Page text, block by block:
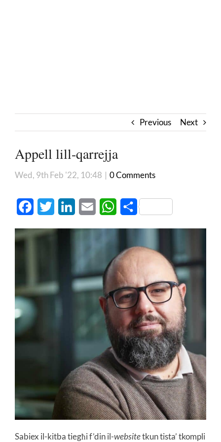
Previous Next
Appell lill-qarrejja
Wed, 9th Feb '22, 10:48 | 0 Comments
FacebookTwitter LinkedInEmail WhatsApp
Share
Sabiex il-kitba tiegħi f’din il-websitetkun tista’ tkompli